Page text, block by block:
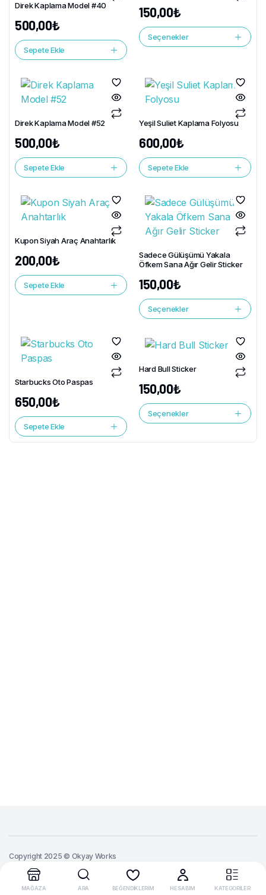
Direk Kaplama Model #40
500,00₺
Sepete Ekle
150,00₺
Seçenekler
Direk Kaplama Model #52
500,00₺
Sepete Ekle
Yeşil Suliet Kaplama Folyosu
600,00₺
Sepete Ekle
Kupon Siyah Araç Anahtarlık
200,00₺
Sepete Ekle
Sadece Gülüşümü Yakala
Öfkem Sana Ağır Gelir Sticker
150,00₺
Seçenekler
Starbucks Oto Paspas
650,00₺
Sepete Ekle
Hard Bull Sticker
150,00₺
Seçenekler
Copyright 2025 © Okyay Works
MAĞAZA ARA BEĞENDİKLERİM HESABIM KATEGORİLER